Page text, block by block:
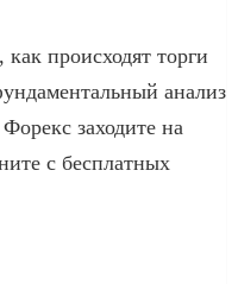
происходят торги
анализ
заходите на
с бесплатных